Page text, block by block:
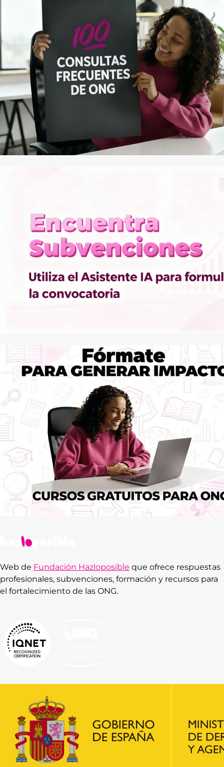
Web de Fundación Hazloposible que ofrece respuestas
profesionales, subvenciones, formación y recursos para
el fortalecimiento de las ONG.